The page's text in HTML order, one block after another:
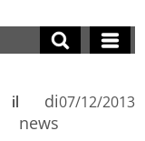
di
news
il 07/12/2013